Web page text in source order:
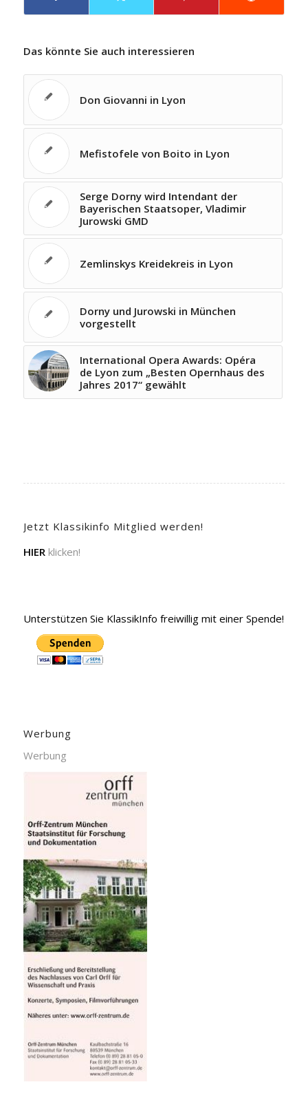
Das könnte Sie auch interessieren
Don Giovanni in Lyon
Mefistofele von Boito in Lyon
Serge Dorny wird Intendant der
Bayerischen Staatsoper, Vladimir
Jurowski GMD
Zemlinskys Kreidekreis in Lyon
Dorny und Jurowski in München
vorgestellt
International Opera Awards: Opéra
de Lyon zum „Besten Opernhaus des
Jahres 2017“ gewählt
Jetzt Klassikinfo Mitglied werden!
HIER klicken!
Unterstützen Sie KlassikInfo freiwillig mit einer Spende!
Werbung
Werbung